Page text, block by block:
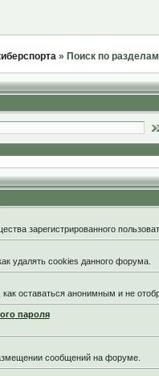
» Поиск по
зарегистрированного
удалять cookies данного форума.
оставаться анонимным и не
пароля
сообщений на форуме.